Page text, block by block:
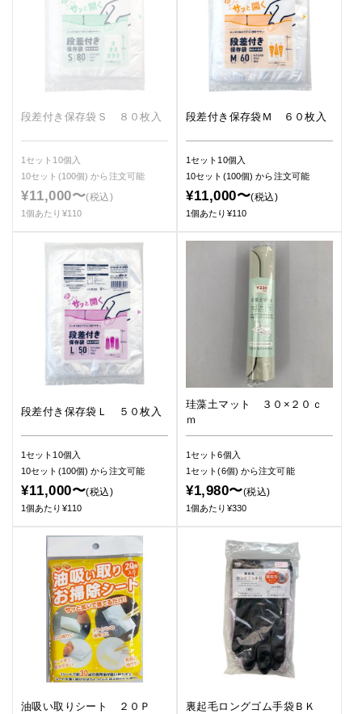
段差付き保存袋Ｓ ８０枚入
1セット10個入
10セット(100個)から注文可能
¥11,000〜(税込)
1個あたり¥110
段差付き保存袋Ｍ ６０枚入
1セット10個入
10セット(100個)から注文可能
¥11,000〜(税込)
1個あたり¥110
段差付き保存袋Ｌ ５０枚入
1セット10個入
10セット(100個)から注文可能
¥11,000〜(税込)
1個あたり¥110
珪藻土マット ３０×２０ｃ
ｍ
1セット6個入
1セット(6個) から注文可能
¥1,980〜(税込)
1個あたり¥330
油吸い取りシート ２０Ｐ 裏起毛ロングゴム手袋ＢＫ